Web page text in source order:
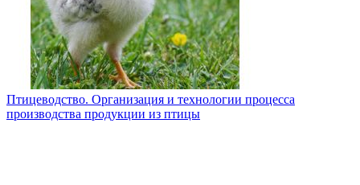
Птицеводство. Организация и технологии процесса
производства продукции из птицы